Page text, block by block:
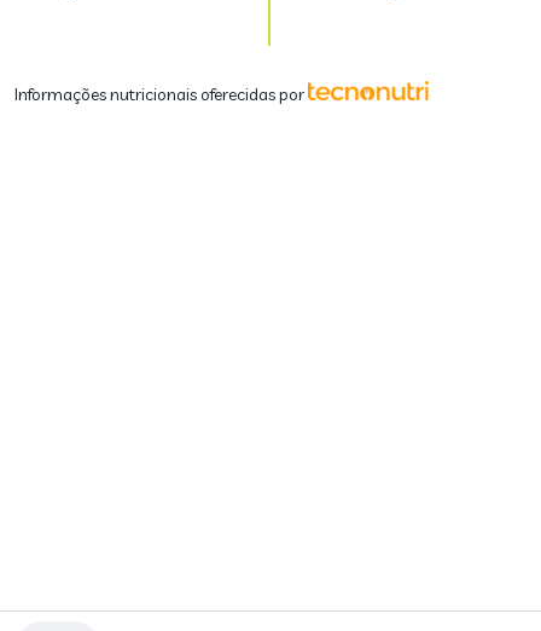
Informações nutricionais oferecidas por